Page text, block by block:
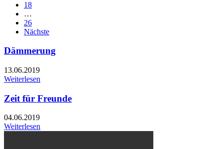
18
…
26
Nächste
Dämmerung
13.06.2019
Weiterlesen
Zeit für Freunde
04.06.2019
Weiterlesen